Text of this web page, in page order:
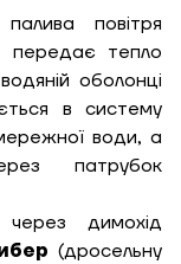
повітря
передає тепло
оболонці
в систему
води, а
патрубок
через димохід
(дросельну